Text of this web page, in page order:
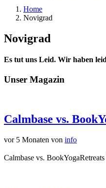
Home
Novigrad
Novigrad
Es tut uns Leid. Wir haben
Unser Magazin
Calmbase vs.
vor 5 Monaten von info
Calmbase vs.